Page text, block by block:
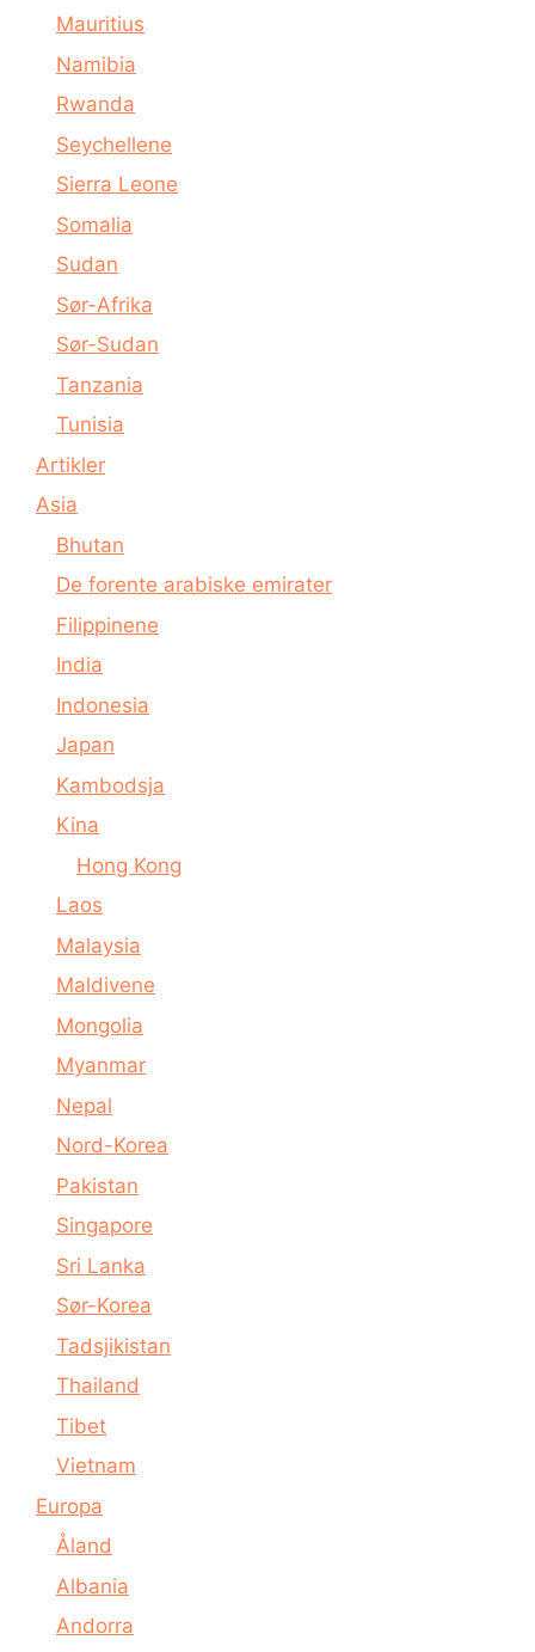
Mauritius
Namibia
Rwanda
Seychellene
Sierra Leone
Somalia
Sudan
Sør-Afrika
Sør-Sudan
Tanzania
Tunisia
Artikler
Asia
Bhutan
De forente arabiske emirater
Filippinene
India
Indonesia
Japan
Kambodsja
Kina
Hong Kong
Laos
Malaysia
Maldivene
Mongolia
Myanmar
Nepal
Nord-Korea
Pakistan
Singapore
Sri Lanka
Sør-Korea
Tadsjikistan
Thailand
Tibet
Vietnam
Europa
Åland
Albania
Andorra